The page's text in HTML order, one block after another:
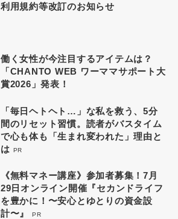
利用規約等改訂のお知らせ
働く女性が今注目するアイテムは？
「CHANTO WEB ワーママサポート大
賞2026」発表！
「毎日ヘトヘト…」な私を救う、5分
間のリセット習慣。読者がバスタイム
で心も体も「生まれ変われた」理由と
は PR
《無料マネー講座》参加者募集！7月
29日オンライン開催『セカンドライフ
を豊かに！〜安心とゆとりの資金設
計〜』
PR